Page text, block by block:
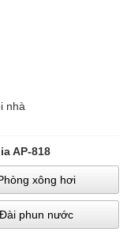
nhà
AP-818
xông hơi
Đài phun nước